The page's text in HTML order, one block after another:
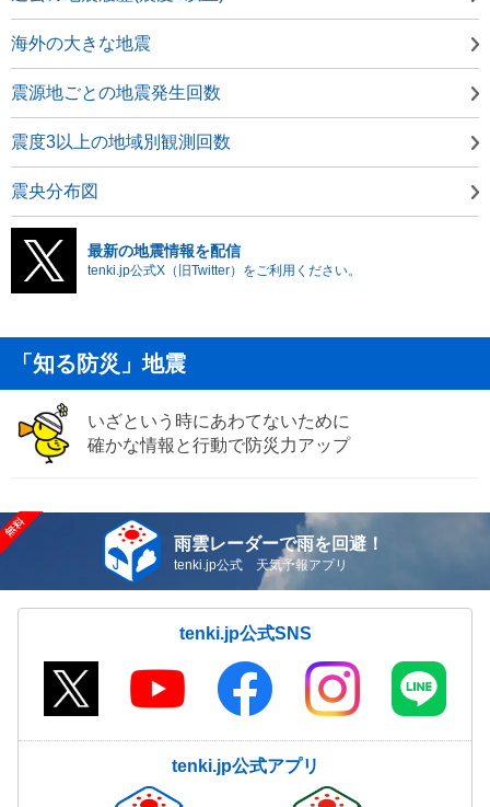
海外の大きな地震
震源地ごとの地震発生回数
震度3以上の地域別観測回数
震央分布図
最新の地震情報を配信
tenki.jp公式X（旧Twitter）をご利用ください。
「知る防災」地震
いざという時にあわてないために
確かな情報と行動で防災力アップ
雨雲レーダーで雨を回避！
tenki.jp公式 天気予報アプリ
tenki.jp公式SNS
tenki.jp公式アプリ